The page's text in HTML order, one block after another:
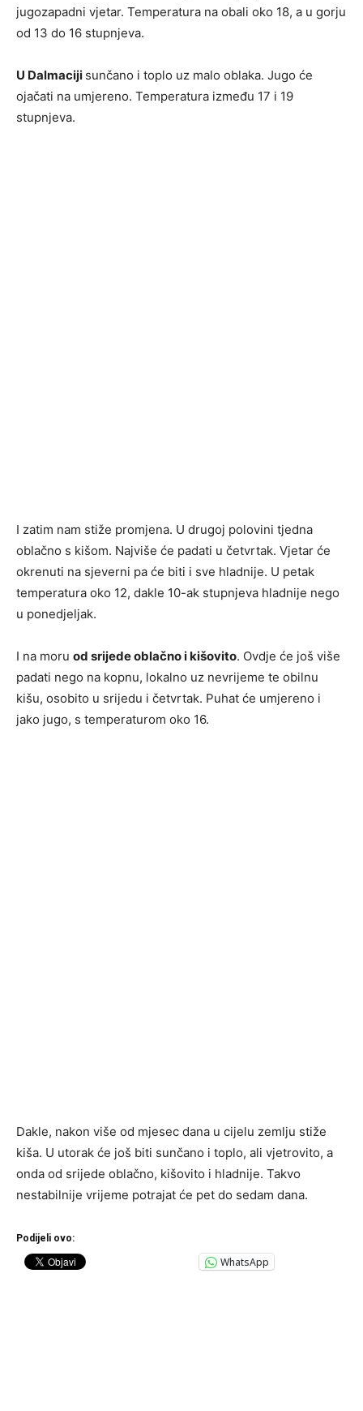
jugozapadni vjetar. Temperatura na obali oko 18, a u gorju
od 13 do 16 stupnjeva.
U Dalmaciji sunčano i toplo uz malo oblaka. Jugo će
ojačati na umjereno. Temperatura između 17 i 19
stupnjeva.
I zatim nam stiže promjena. U drugoj polovini tjedna
oblačno s kišom. Najviše će padati u četvrtak. Vjetar će
okrenuti na sjeverni pa će biti i sve hladnije. U petak
temperatura oko 12, dakle 10-ak stupnjeva hladnije nego
u ponedjeljak.
I na moru od srijede oblačno i kišovito. Ovdje će još više
padati nego na kopnu, lokalno uz nevrijeme te obilnu
kišu, osobito u srijedu i četvrtak. Puhat će umjereno i
jako jugo, s temperaturom oko 16.
Dakle, nakon više od mjesec dana u cijelu zemlju stiže
kiša. U utorak će još biti sunčano i toplo, ali vjetrovito, a
onda od srijede oblačno, kišovito i hladnije. Takvo
nestabilnije vrijeme potrajat će pet do sedam dana.
Podijeli ovo:
WhatsApp